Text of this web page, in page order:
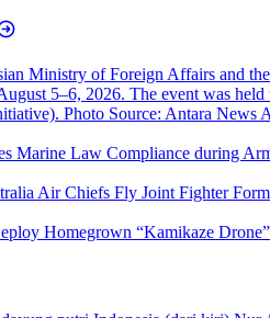
Marine Law Compliance during
Air Chiefs Fly Joint Fighter
Homegrown “Kamikaze Drone”